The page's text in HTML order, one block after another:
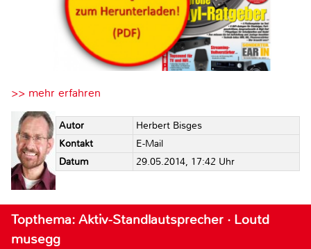
>> mehr erfahren
Autor
Herbert Bisges
Kontakt
E-Mail
Datum
29.05.2014, 17:42 Uhr
Topthema: Aktiv-Standlautsprecher · Loutd
musegg